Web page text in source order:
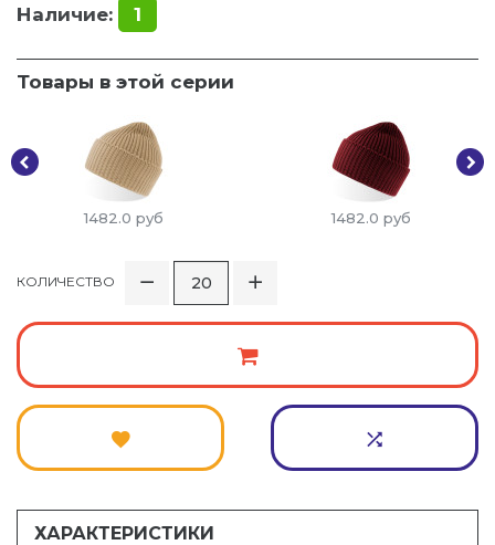
Наличие: 1
Товары в этой серии
1482.0 руб 1482.0 руб
КОЛИЧЕСТВО
ХАРАКТЕРИСТИКИ